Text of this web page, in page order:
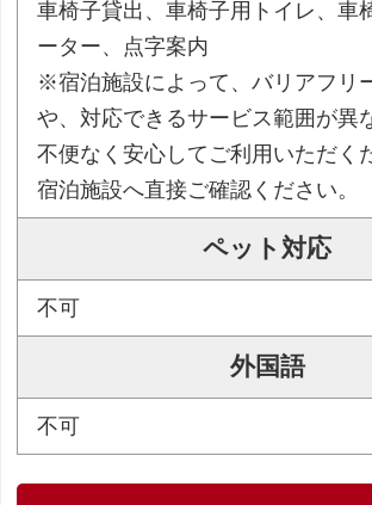
車椅子貸出、車椅子用トイレ、車
ーター、点字案内
※宿泊施設によって、バリアフリ
や、対応できるサービス範囲が異
不便なく安心してご利用いただく
宿泊施設へ直接ご確認ください。
ペット対応
不可
外国語
不可